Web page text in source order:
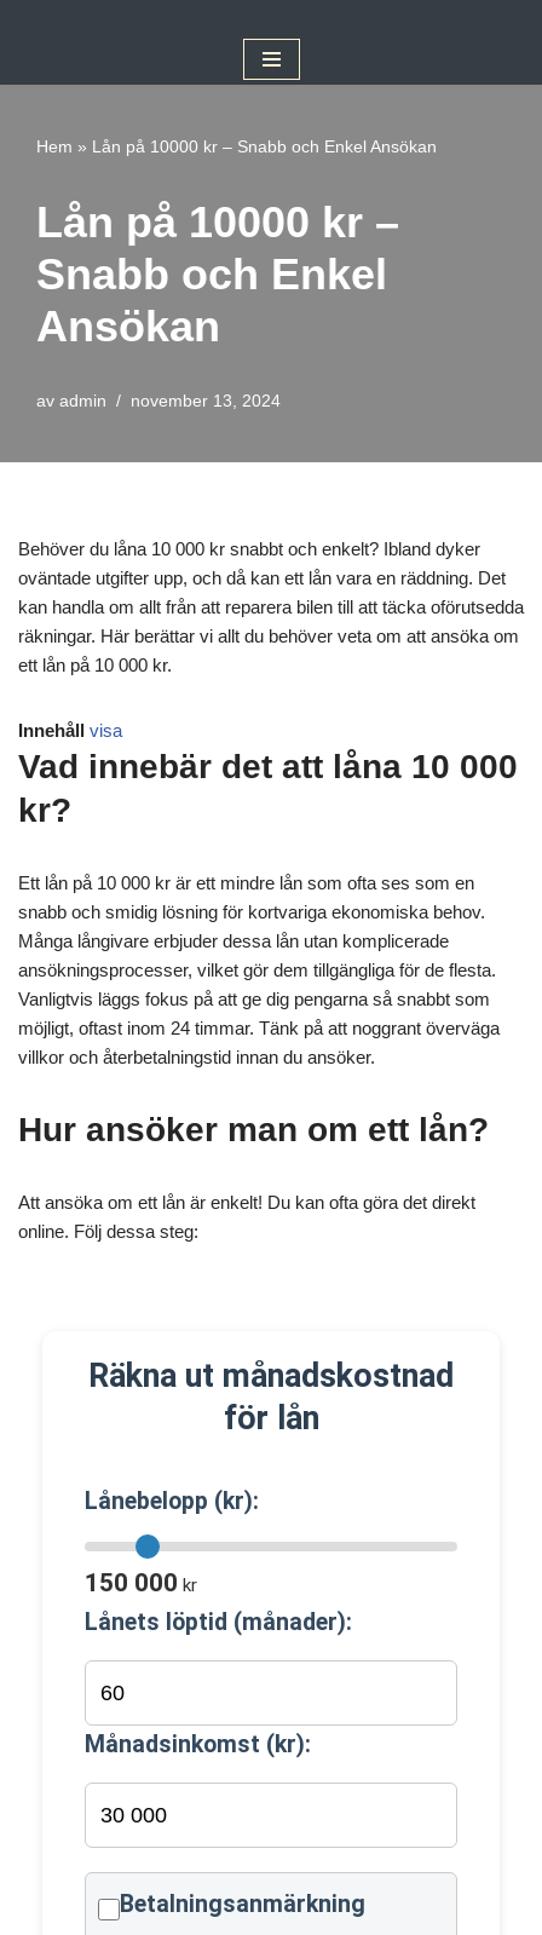
Hem » Lån på 10000 kr – Snabb och Enkel Ansökan
Lån på 10000 kr –
Snabb och Enkel
Ansökan
av admin november 13, 2024
Behöver du låna 10 000 kr snabbt och enkelt? Ibland dyker
oväntade utgifter upp, och då kan ett lån vara en räddning. Det
kan handla om allt från att reparera bilen till att täcka oförutsedda
räkningar. Här berättar vi allt du behöver veta om att ansöka om
ett lån på 10 000 kr.
Innehåll visa
Vad innebär det att låna 10 000
kr?
Ett lån på 10 000 kr är ett mindre lån som ofta ses som en
snabb och smidig lösning för kortvariga ekonomiska behov.
Många långivare erbjuder dessa lån utan komplicerade
ansökningsprocesser, vilket gör dem tillgängliga för de flesta.
Vanligtvis läggs fokus på att ge dig pengarna så snabbt som
möjligt, oftast inom 24 timmar. Tänk på att noggrant överväga
villkor och återbetalningstid innan du ansöker.
Hur ansöker man om ett lån?
Att ansöka om ett lån är enkelt! Du kan ofta göra det direkt
online. Följ dessa steg:
Räkna ut månadskostnad
för lån
Lånebelopp (kr):
150 000 kr
Lånets löptid (månader):
Månadsinkomst (kr):
Betalningsanmärkning